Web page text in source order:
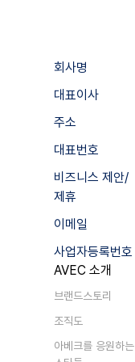
회사명
대표이사
주소
대표번호
비즈니스 제안/
제휴
이메일
사업자등록번호
AVEC 소개
브랜드스토리
조직도
아베크를 응원하는